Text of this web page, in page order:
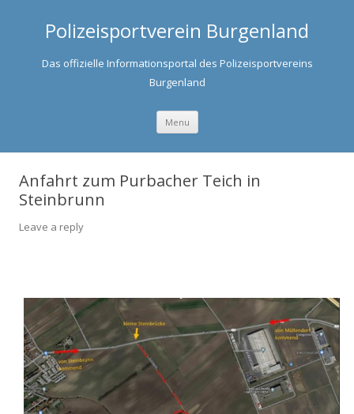
Polizeisportverein Burgenland
Das offizielle Informationsportal des Polizeisportvereins
Burgenland
Menu Skip to content
Anfahrt zum Purbacher Teich in
Steinbrunn
Leave a reply